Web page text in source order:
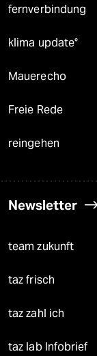
fernverbindung
klima update°
Mauerecho
Freie Rede
reingehen
Newsletter
team zukunft
taz frisch
taz zahl ich
taz lab Infobrief